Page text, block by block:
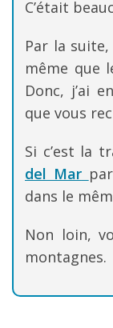
C’était
Par la
même que
Donc, j’ai
que vous
Si c’est la
del Mar
dans le
Non loin,
montagnes.